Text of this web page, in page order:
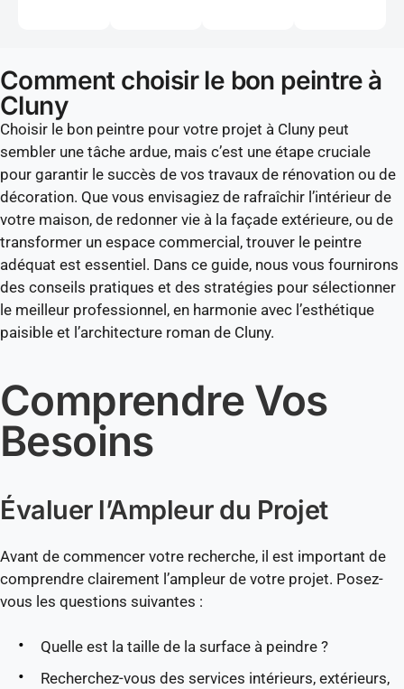
Comment choisir le bon peintre à
Cluny
Choisir le bon peintre pour votre projet à Cluny peut
sembler une tâche ardue, mais c’est une étape cruciale
pour garantir le succès de vos travaux de rénovation ou de
décoration. Que vous envisagiez de rafraîchir l’intérieur de
votre maison, de redonner vie à la façade extérieure, ou de
transformer un espace commercial, trouver le peintre
adéquat est essentiel. Dans ce guide, nous vous fournirons
des conseils pratiques et des stratégies pour sélectionner
le meilleur professionnel, en harmonie avec l’esthétique
paisible et l’architecture roman de Cluny.
Comprendre Vos
Besoins
Évaluer l’Ampleur du Projet
Avant de commencer votre recherche, il est important de
comprendre clairement l’ampleur de votre projet. Posez-
vous les questions suivantes :
Quelle est la taille de la surface à peindre ?
Recherchez-vous des services intérieurs, extérieurs,